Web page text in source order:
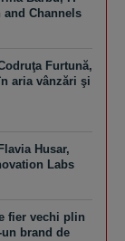
and Channels
Furtună,
aria vânzări şi
Husar,
Labs
fier vechi plin
brand de